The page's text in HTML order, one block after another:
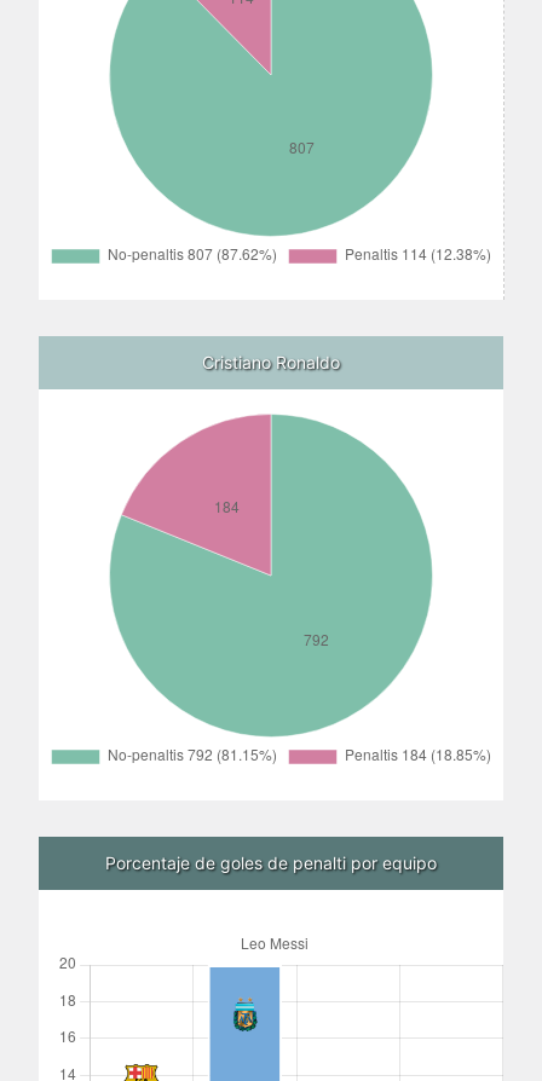
Cristiano Ronaldo
Porcentaje de goles de penalti por equipo